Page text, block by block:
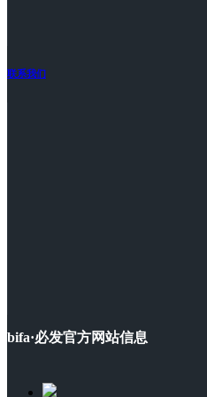
联系我们
bifa·必发官方网站信息